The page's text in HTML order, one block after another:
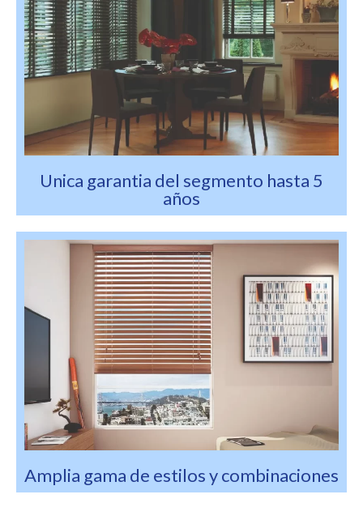
Unica garantia del segmento hasta 5
años
Amplia gama de estilos y combinaciones